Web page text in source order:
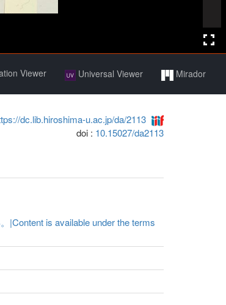
Viewer Universal Viewer Mirador
dc.lib.hiroshima-u.ac.jp/da/2113
doi : 10.15027/da2113
|Content is available under the terms